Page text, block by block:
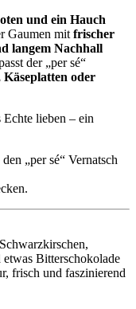
und ein Hauch
Gaumen mit frischer
langem Nachhall
der „per sé“
oder
lieben – ein
„per sé“ Vernatsch
Bitterschokolade
frisch und faszinierend